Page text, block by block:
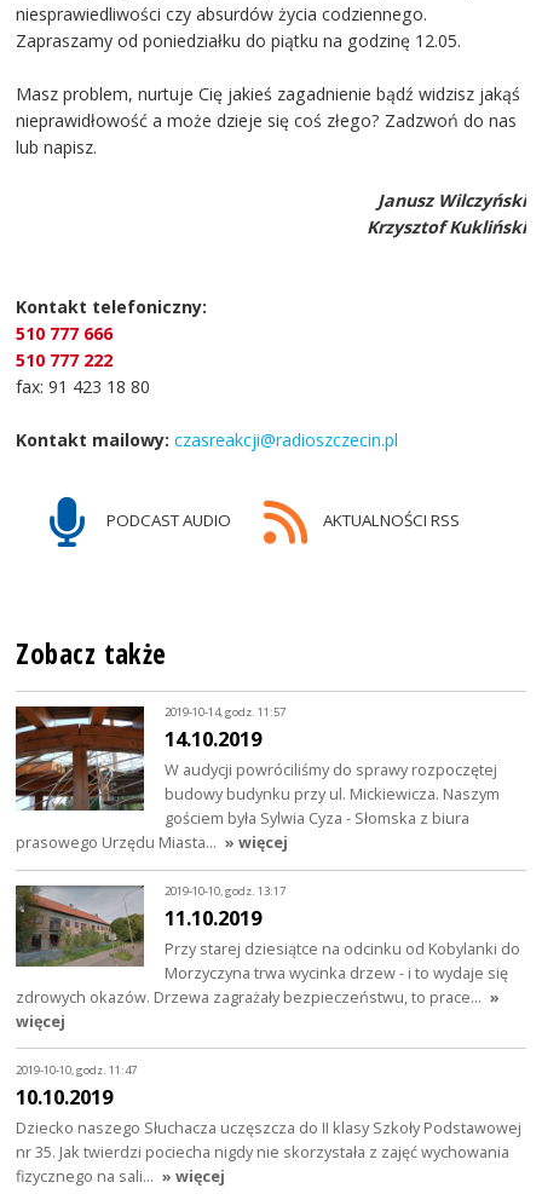
niesprawiedliwości czy absurdów życia codziennego.
Zapraszamy od poniedziałku do piątku na godzinę 12.05.
Masz problem, nurtuje Cię jakieś zagadnienie bądź widzisz jakąś
nieprawidłowość a może dzieje się coś złego? Zadzwoń do nas
lub napisz.
Janusz Wilczyński
Krzysztof Kukliński
Kontakt telefoniczny:
510 777 666
510 777 222
fax: 91 423 18 80
Kontakt mailowy: czasreakcji@radioszczecin.pl
PODCAST AUDIO AKTUALNOŚCI RSS
Zobacz także
2019-10-14, godz. 11:57
14.10.2019
W audycji powróciliśmy do sprawy rozpoczętej
budowy budynku przy ul. Mickiewicza. Naszym
gościem była Sylwia Cyza - Słomska z biura
prasowego Urzędu Miasta… » więcej
2019-10-10, godz. 13:17
11.10.2019
Przy starej dziesiątce na odcinku od Kobylanki do
Morzyczyna trwa wycinka drzew - i to wydaje się
zdrowych okazów. Drzewa zagrażały bezpieczeństwu, to prace… »
więcej
2019-10-10, godz. 11:47
10.10.2019
Dziecko naszego Słuchacza uczęszcza do II klasy Szkoły Podstawowej
nr 35. Jak twierdzi pociecha nigdy nie skorzystała z zajęć wychowania
fizycznego na sali… » więcej